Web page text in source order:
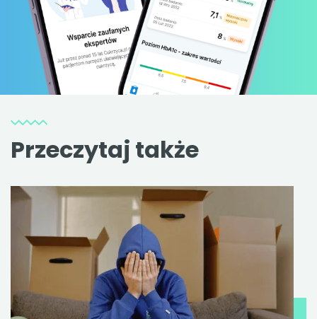
Przeczytaj także